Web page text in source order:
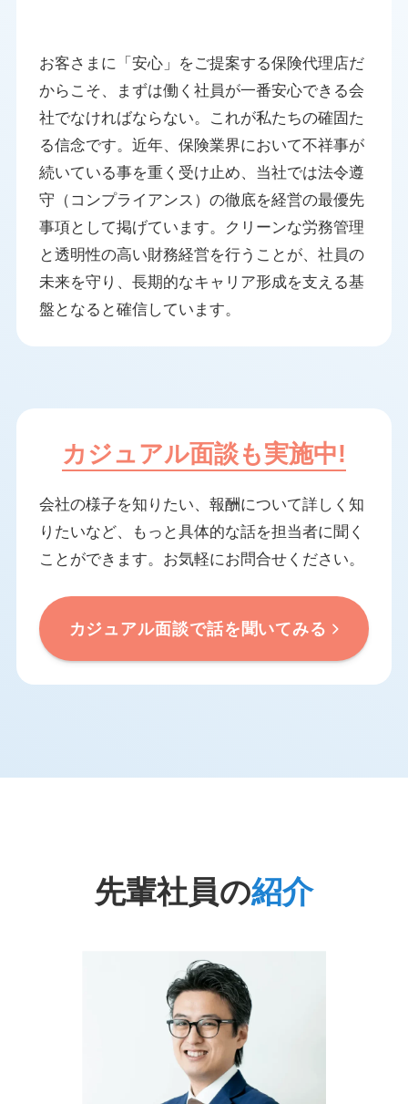
お客さまに「安心」をご提案する保険代理店だ
からこそ、まずは働く社員が一番安心できる会
社でなければならない。これが私たちの確固た
る信念です。近年、保険業界において不祥事が
続いている事を重く受け止め、当社では法令遵
守（コンプライアンス）の徹底を経営の最優先
事項として掲げています。クリーンな労務管理
と透明性の高い財務経営を行うことが、社員の
未来を守り、長期的なキャリア形成を支える基
盤となると確信しています。
カジュアル面談も実施中!
会社の様子を知りたい、報酬について詳しく知
りたいなど、
もっと具体的な話を担当者に聞く
ことができます。お気軽にお問合せください。
カジュアル面談で話を聞いてみる
先輩社員の紹介